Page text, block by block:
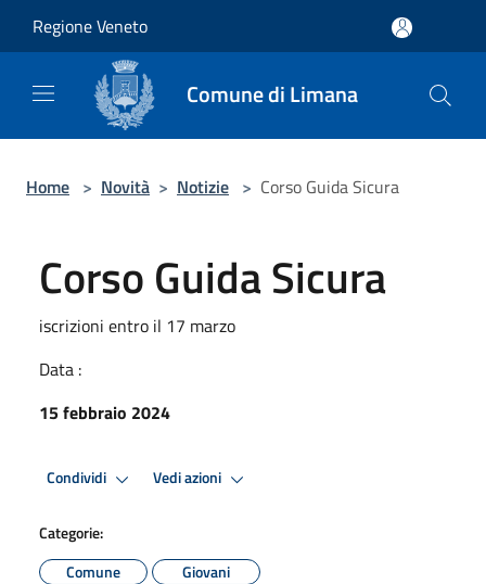
Regione Veneto
Comune di Limana
Home > Novità > Notizie > Corso Guida Sicura
Corso Guida Sicura
iscrizioni entro il 17 marzo
Data :
15 febbraio 2024
Condividi Vedi azioni
Categorie:
Comune
Giovani